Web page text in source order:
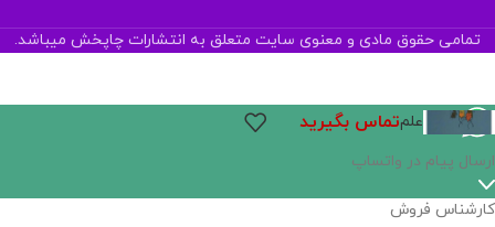
تمامی حقوق مادی و معنوی سایت متعلق به انتشارات چاپخش میباشد.
علمتماس بگیرید
ارسال پیام در واتساپ
کارشناس فروش